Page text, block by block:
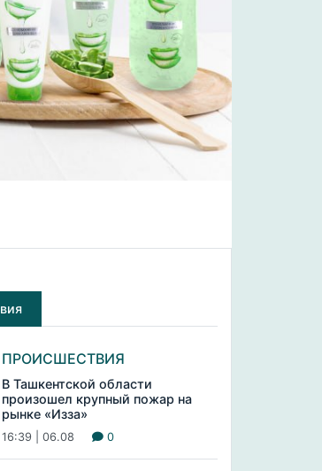
ПРОИСШЕСТВИЯ
В Ташкентской области
произошел крупный пожар на
рынке «Изза»
16:39 | 06.08 0